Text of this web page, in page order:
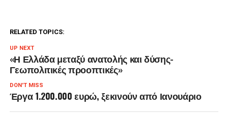
RELATED TOPICS:
UP NEXT
«Η Ελλάδα μεταξύ ανατολής και δύσης-
Γεωπολιτικές προοπτικές»
DON'T MISS
Έργα 1.200.000 ευρώ, ξεκινούν από Ιανουάριο